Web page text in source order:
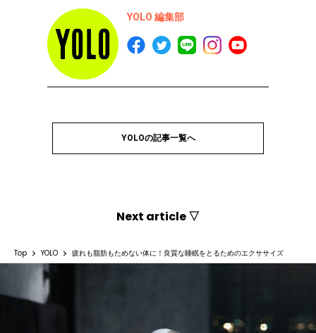
YOLO 編集部
YOLOの記事一覧へ
Next article ▽
Top YOLO 疲れも脂肪もためない体に！良質な睡眠をとるためのエクササイズ